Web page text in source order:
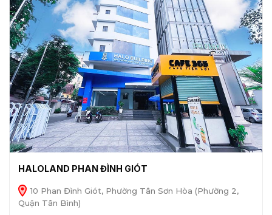
HALOLAND PHAN ĐÌNH GIÓT
10 Phan Đình Giót, Phường Tân Sơn Hòa (Phường 2,
Quận Tân Bình)